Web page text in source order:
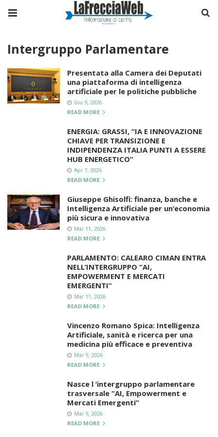
Intergruppo Parlamentare
Presentata alla Camera dei Deputati
una piattaforma di intelligenza
artificiale per le politiche pubbliche
Giu 9, 2026
READ MORE
ENERGIA: GRASSI, “IA E INNOVAZIONE
CHIAVE PER TRANSIZIONE E
INDIPENDENZA ITALIA PUNTI A ESSERE
HUB ENERGETICO”
Apr 7, 2026
READ MORE
Giuseppe Ghisolfi: finanza, banche e
Intelligenza Artificiale per un’economia
più sicura e innovativa
Mar 11, 2026
READ MORE
PARLAMENTO: CALEARO CIMAN ENTRA
NELL’INTERGRUPPO “AI,
EMPOWERMENT E MERCATI
EMERGENTI”
Mar 11, 2026
READ MORE
Vincenzo Romano Spica: Intelligenza
Artificiale, sanità e ricerca per una
medicina più efficace e preventiva
Mar 9, 2026
READ MORE
Nasce l ‘intergruppo parlamentare
trasversale “AI, Empowerment e
Mercati Emergenti”
Mar 9, 2026
READ MORE